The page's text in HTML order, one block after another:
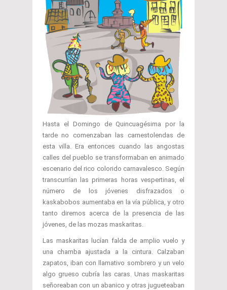
Hasta el Domingo de Quincuagésima por la
tarde no comenzaban las carnestolendas de
esta villa. Era entonces cuando las angostas
calles del pueblo se transformaban en animado
escenario del rico colorido carnavalesco. Según
transcurrían las primeras horas vespertinas, el
número de los jóvenes disfrazados o
kaskabobos aumentaba en la vía pública, y otro
tanto diremos acerca de la presencia de las
jóvenes, de las mozas maskaritas.
Las maskaritas lucían falda de amplio vuelo y
una chamba ajustada a la cintura. Calzaban
zapatos, iban con llamativo sombrero y un velo
algo grueso cubría las caras. Unas maskaritas
señoreaban con un abanico y otras jugueteaban